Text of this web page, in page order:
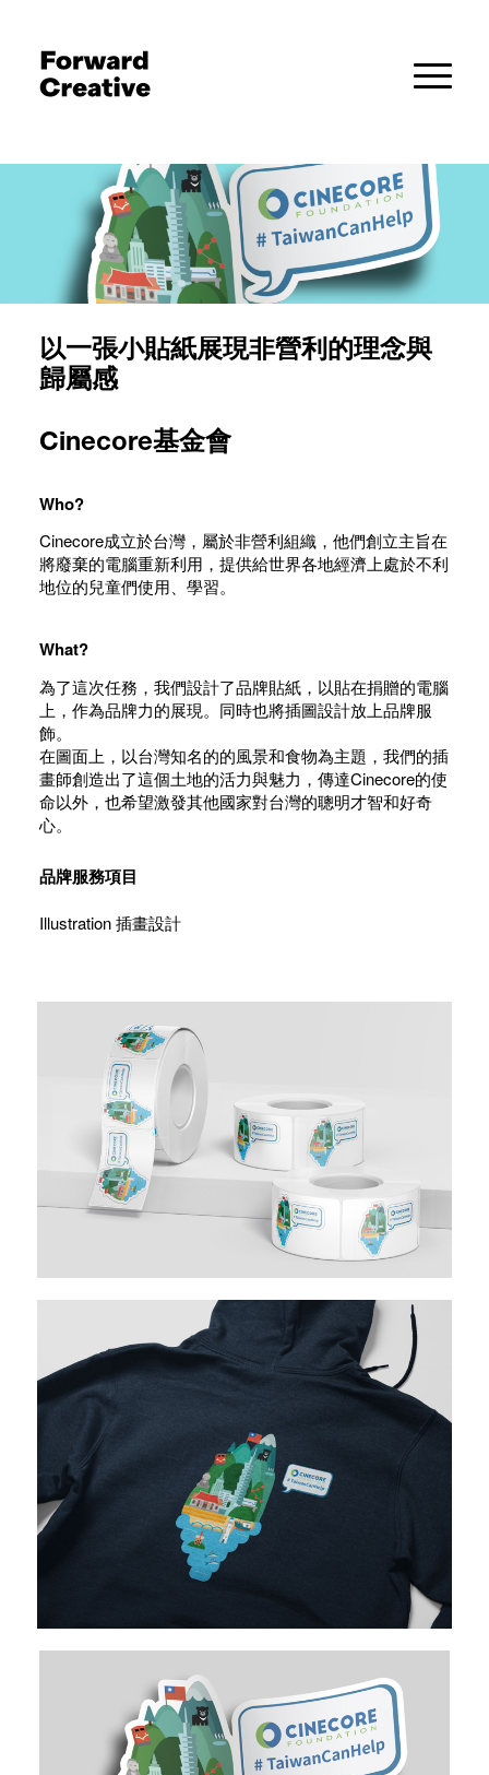
以一張小貼紙展現非營利的理念與
歸屬感
Cinecore基金會
Who?
Cinecore成立於台灣，屬於非營利組織，他們創立主旨在
將廢棄的電腦重新利用，提供給世界各地經濟上處於不利
地位的兒童們使用、學習。
What?
為了這次任務，我們設計了品牌貼紙，以貼在捐贈的電腦
上，作為品牌力的展現。同時也將插圖設計放上品牌服
飾。
在圖面上，以台灣知名的的風景和食物為主題，我們的插
畫師創造出了這個土地的活力與魅力，傳達Cinecore的使
命以外，也希望激發其他國家對台灣的聰明才智和好奇
心。
品牌服務項目
Illustration 插畫設計